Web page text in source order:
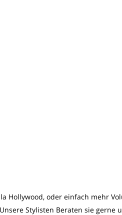
Hollywood, oder einfach mehr
Stylisten Beraten sie gerne